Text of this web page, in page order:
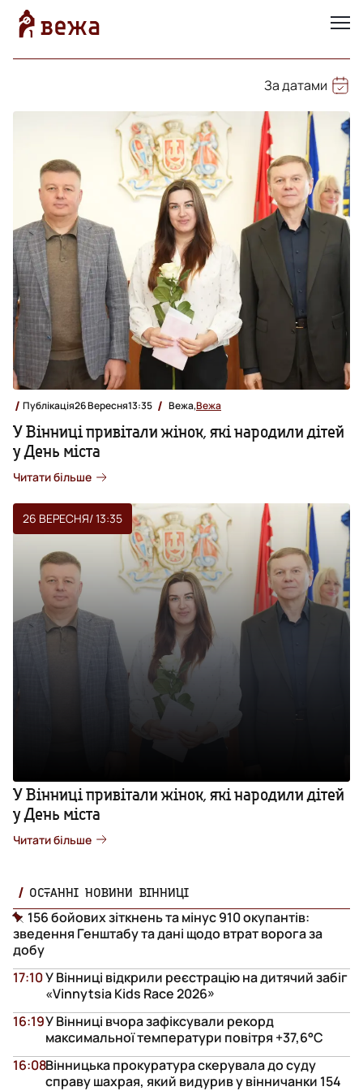
За датами
Публікація26 Вересня13:35 Вежа,Вежа
У Вінниці привітали жінок, які народили дітей
у День міста
Читати більше
26 ВЕРЕСНЯ/ 13:35
У Вінниці привітали жінок, які народили дітей
у День міста
Читати більше
ОСТАННІ НОВИНИ ВІННИЦІ
156 бойових зіткнень та мінус 910 окупантів:
зведення Генштабу та дані щодо втрат ворога за
добу
У Вінниці відкрили реєстрацію на дитячий забіг
«Vinnytsia Kids Race 2026»
17:10
У Вінниці вчора зафіксували рекорд
максимальної температури повітря +37,6°С
16:19
Вінницька прокуратура скерувала до суду
справу шахрая, який видурив у вінничанки 154
16:08